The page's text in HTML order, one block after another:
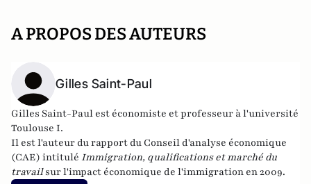
A PROPOS DES AUTEURS
Gilles Saint-Paul
Gilles Saint-Paul est économiste et professeur à l'université
Toulouse I.
Il est l'auteur du rapport du Conseil d'analyse économique
(CAE) intitulé Immigration, qualifications et marché du
travailsur l'impact économique de l'immigration en 2009.